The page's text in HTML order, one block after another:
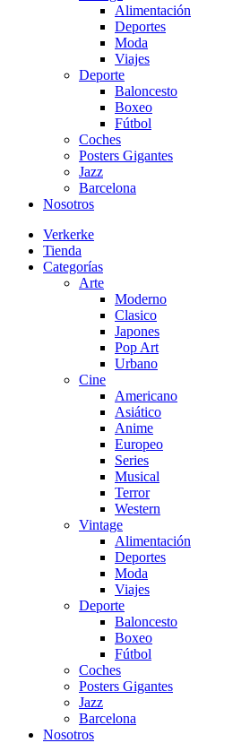
Alimentación
Deportes
Moda
Viajes
Deporte
Baloncesto
Boxeo
Fútbol
Coches
Posters Gigantes
Jazz
Barcelona
Nosotros
Verkerke
Tienda
Categorías
Arte
Moderno
Clasico
Japones
Pop Art
Urbano
Cine
Americano
Asiático
Anime
Europeo
Series
Musical
Terror
Western
Vintage
Alimentación
Deportes
Moda
Viajes
Deporte
Baloncesto
Boxeo
Fútbol
Coches
Posters Gigantes
Jazz
Barcelona
Nosotros